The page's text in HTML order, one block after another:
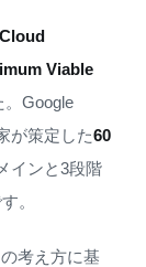
Viable
。Google
が策定した60
インと3段階
。
考え方に基